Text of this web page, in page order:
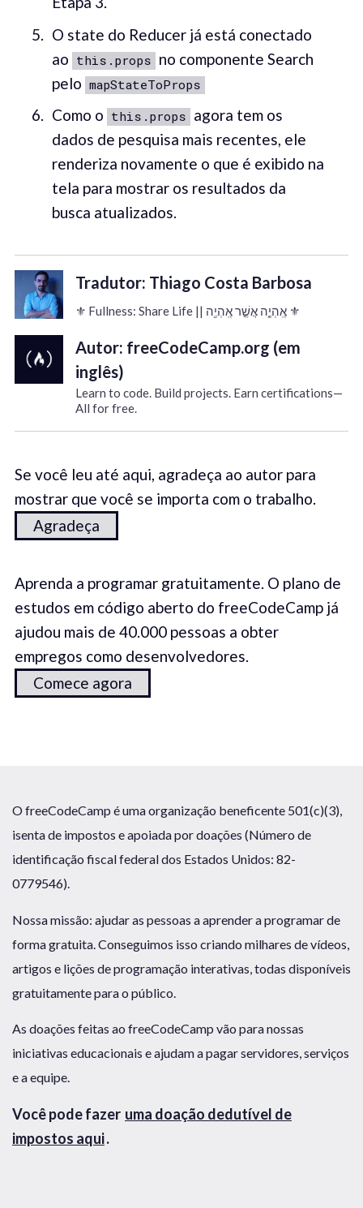
O state do Reducer já está conectado
ao this.props no componente Search
pelo mapStateToProps
Como o this.props agora tem os
dados de pesquisa mais recentes, ele
renderiza novamente o que é exibido na
tela para mostrar os resultados da
busca atualizados.
Tradutor: Thiago Costa Barbosa
⚜️ Fullness: Share Life || אֶֽהְיֶ֑ה אֲשֶׁ֣ר אֶֽהְיֶ֖ה ⚜️
Autor: freeCodeCamp.org (em
inglês)
Learn to code. Build projects. Earn certifications—
All for free.
Se você leu até aqui, agradeça ao autor para
mostrar que você se importa com o trabalho.
Agradeça
Aprenda a programar gratuitamente. O plano de
estudos em código aberto do freeCodeCamp já
ajudou mais de 40.000 pessoas a obter
empregos como desenvolvedores.
Comece agora
O freeCodeCamp é uma organização beneficente 501(c)(3),
isenta de impostos e apoiada por doações (Número de
identificação fiscal federal dos Estados Unidos: 82-
0779546).
Nossa missão: ajudar as pessoas a aprender a programar de
forma gratuita. Conseguimos isso criando milhares de vídeos,
artigos e lições de programação interativas, todas disponíveis
gratuitamente para o público.
As doações feitas ao freeCodeCamp vão para nossas
iniciativas educacionais e ajudam a pagar servidores, serviços
e a equipe.
Você pode fazer uma doação dedutível de
impostos aqui.